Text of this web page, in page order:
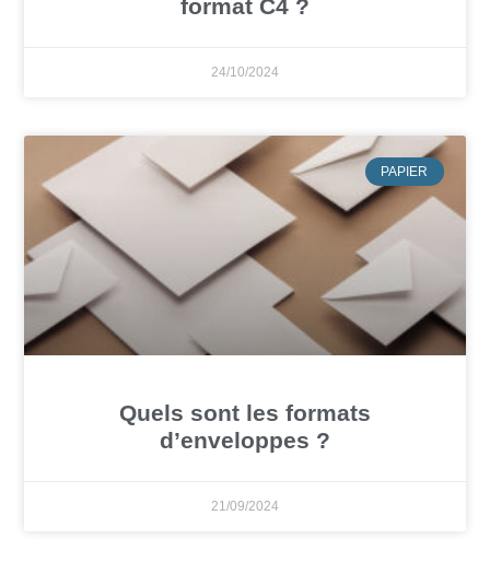
format C4 ?
24/10/2024
PAPIER
Quels sont les formats
d’enveloppes ?
21/09/2024